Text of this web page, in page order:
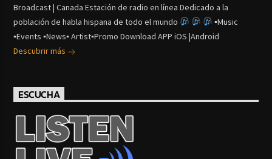
Broadcast | Canada Estación de radio en línea Dedicado a la
población de habla hispana de todo el mundo
▪Music
▪Events ▪News▪ Artist▪Promo Download APP iOS |Android
Descubrir más
ESCUCHA